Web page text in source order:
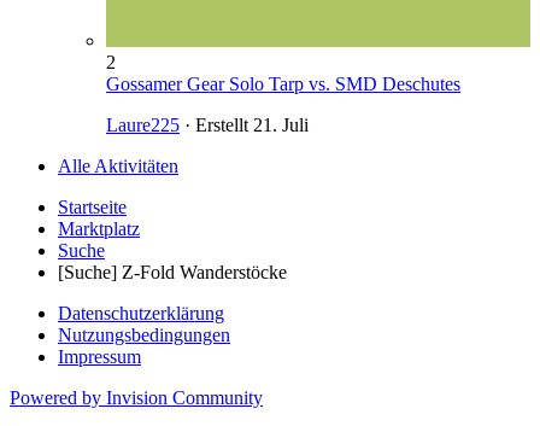
2
Gossamer Gear Solo Tarp vs. SMD Deschutes
Laure225 · Erstellt 21. Juli
Alle Aktivitäten
Startseite
Marktplatz
Suche
[Suche] Z-Fold Wanderstöcke
Datenschutzerklärung
Nutzungsbedingungen
Impressum
Powered by Invision Community